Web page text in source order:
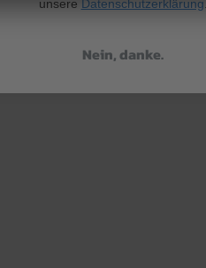
unsere Datenschutzerklärung
Nein, danke.